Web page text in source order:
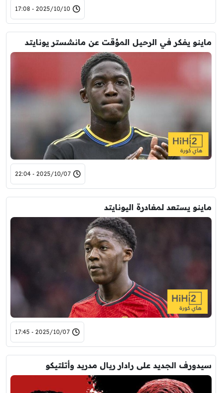
2025/10/10 - 17:08
ماينو يفكر في الرحيل المؤقت عن مانشستر يونايتد
2025/10/07 - 22:04
ماينو يستعد لمغادرة اليونايتد
2025/10/07 - 17:45
سيدورف الجديد على رادار ريال مدريد وأتلتيكو